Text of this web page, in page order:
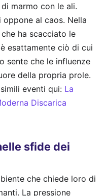
marmo con le ali.
oppone al caos. Nella
ha scacciato le
esattamente ciò di cui
sente che le influenze
della propria prole.
eventi qui: La
Discarica
sfide dei
che chiede loro di
La pressione